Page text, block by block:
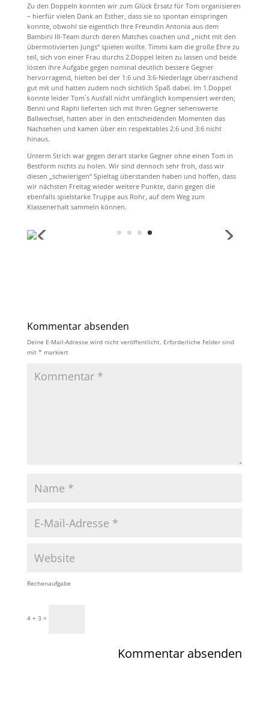
Zu den Doppeln konnten wir zum Glück Ersatz für Tom organisieren
– hierfür vielen Dank an Esther, dass sie so spontan einspringen
konnte, obwohl sie eigentlich Ihre Freundin Antonia aus dem
Bambini III-Team durch deren Matches coachen und „nicht mit den
übermotivierten Jungs“ spielen wollte. Timmi kam die große Ehre zu
teil, sich von einer Frau durchs 2.Doppel leiten zu lassen und beide
lösten ihre Aufgabe gegen nominal deutlich bessere Gegner
hervorragend, hielten bei der 1:6 und 3:6-Niederlage überraschend
gut mit und hatten zudem noch sichtlich Spaß dabei. Im 1.Doppel
konnte leider Tom´s Ausfall nicht umfänglich kompensiert werden;
Benni und Raphi lieferten sich mit Ihren Gegner sehenswerte
Ballwechsel, hatten aber in den entscheidenden Momenten das
Nachsehen und kamen über ein respektables 2:6 und 3:6 nicht
hinaus.
Unterm Strich war gegen derart starke Gegner ohne einen Tom in
Bestform nichts zu holen. Wir sind dennoch sehr froh, dass wir
diesen „schwierigen“ Spieltag überstanden haben und hoffen, dass
wir nächsten Freitag wieder weitere Punkte, dann gegen die
ebenfalls spielstarke Truppe aus Rohr, auf dem Weg zum
Klassenerhalt sammeln können.
Kommentar absenden
Deine E-Mail-Adresse wird nicht veröffentlicht. Erforderliche Felder sind
mit * markiert
Rechenaufgabe
4 + 3 =